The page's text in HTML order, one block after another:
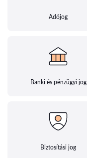
Adójog
Banki és pénzügyi jog
Biztosítási jog